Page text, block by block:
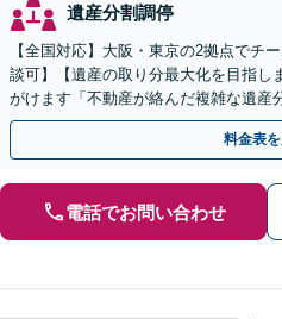
遺産分割調停
【全国対応】大阪・東京の2拠点でチ
談可】【遺産の取り分最大化を目指し
がけます「不動産が絡んだ複雑な遺産
執行／事業承継など、お任せください
料金表
電話でお問い合わせ